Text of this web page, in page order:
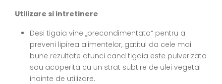
Utilizare si intretinere
Desi tigaia vine „precondimentata“ pentru a
preveni lipirea alimentelor, gatitul da cele mai
bune rezultate atunci cand tigaia este pulverizata
sau acoperita cu un strat subtire de ulei vegetal
inainte de utilizare.